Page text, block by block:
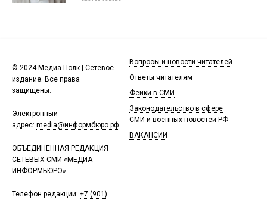
© 2024 Медиа Полк | Сетевое
издание. Все права
защищены.
Электронный
адрес: media@информбюро.рф
ОБЪЕДИНЕННАЯ РЕДАКЦИЯ
СЕТЕВЫХ СМИ «МЕДИА
ИНФОРМБЮРО»
Телефон редакции: +7 (901)
Вопросы и новости читателей
Ответы читателям
Фейки в СМИ
Законодательство в сфере
СМИ и военных новостей РФ
ВАКАНСИИ